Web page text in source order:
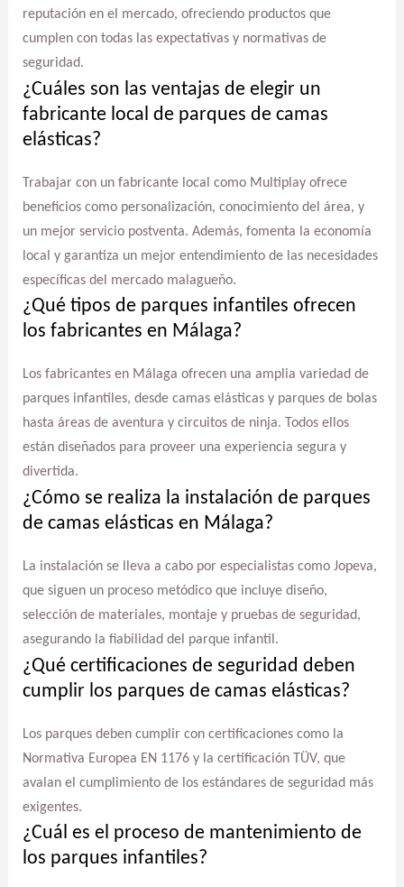
reputación en el mercado, ofreciendo productos que
cumplen con todas las expectativas y normativas de
seguridad.
¿Cuáles son las ventajas de elegir un
fabricante local de parques de camas
elásticas?
Trabajar con un fabricante local como Multiplay ofrece
beneficios como personalización, conocimiento del área, y
un mejor servicio postventa. Además, fomenta la economía
local y garantiza un mejor entendimiento de las necesidades
específicas del mercado malagueño.
¿Qué tipos de parques infantiles ofrecen
los fabricantes en Málaga?
Los fabricantes en Málaga ofrecen una amplia variedad de
parques infantiles, desde camas elásticas y parques de bolas
hasta áreas de aventura y circuitos de ninja. Todos ellos
están diseñados para proveer una experiencia segura y
divertida.
¿Cómo se realiza la instalación de parques
de camas elásticas en Málaga?
La instalación se lleva a cabo por especialistas como Jopeva,
que siguen un proceso metódico que incluye diseño,
selección de materiales, montaje y pruebas de seguridad,
asegurando la fiabilidad del parque infantil.
¿Qué certificaciones de seguridad deben
cumplir los parques de camas elásticas?
Los parques deben cumplir con certificaciones como la
Normativa Europea EN 1176 y la certificación TÜV, que
avalan el cumplimiento de los estándares de seguridad más
exigentes.
¿Cuál es el proceso de mantenimiento de
los parques infantiles?